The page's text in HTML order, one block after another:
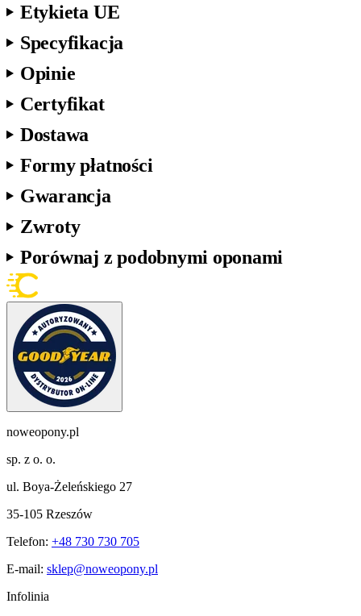
Etykieta UE
Specyfikacja
Opinie
Certyfikat
Dostawa
Formy płatności
Gwarancja
Zwroty
Porównaj z podobnymi oponami
noweopony.pl
sp. z o. o.
ul. Boya-Żeleńskiego 27
35-105 Rzeszów
Telefon: +48 730 730 705
E-mail: sklep@noweopony.pl
Infolinia